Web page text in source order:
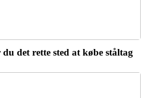
det rette sted at købe ståltag